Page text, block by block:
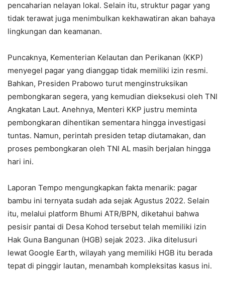
pencaharian nelayan lokal. Selain itu, struktur pagar yang
tidak terawat juga menimbulkan kekhawatiran akan bahaya
lingkungan dan keamanan.
Puncaknya, Kementerian Kelautan dan Perikanan (KKP)
menyegel pagar yang dianggap tidak memiliki izin resmi.
Bahkan, Presiden Prabowo turut menginstruksikan
pembongkaran segera, yang kemudian dieksekusi oleh TNI
Angkatan Laut. Anehnya, Menteri KKP justru meminta
pembongkaran dihentikan sementara hingga investigasi
tuntas. Namun, perintah presiden tetap diutamakan, dan
proses pembongkaran oleh TNI AL masih berjalan hingga
hari ini.
Laporan Tempo mengungkapkan fakta menarik: pagar
bambu ini ternyata sudah ada sejak Agustus 2022. Selain
itu, melalui platform Bhumi ATR/BPN, diketahui bahwa
pesisir pantai di Desa Kohod tersebut telah memiliki izin
Hak Guna Bangunan (HGB) sejak 2023. Jika ditelusuri
lewat Google Earth, wilayah yang memiliki HGB itu berada
tepat di pinggir lautan, menambah kompleksitas kasus ini.